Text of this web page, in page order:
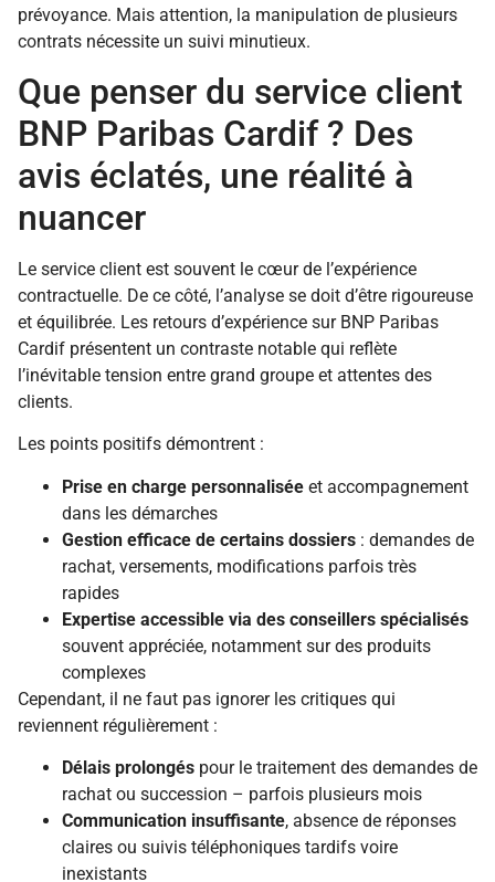
prévoyance. Mais attention, la manipulation de plusieurs
contrats nécessite un suivi minutieux.
Que penser du service client
BNP Paribas Cardif ? Des
avis éclatés, une réalité à
nuancer
Le service client est souvent le cœur de l’expérience
contractuelle. De ce côté, l’analyse se doit d’être rigoureuse
et équilibrée. Les retours d’expérience sur BNP Paribas
Cardif présentent un contraste notable qui reflète
l’inévitable tension entre grand groupe et attentes des
clients.
Les points positifs démontrent :
Prise en charge personnalisée et accompagnement
dans les démarches
Gestion efficace de certains dossiers : demandes de
rachat, versements, modifications parfois très
rapides
Expertise accessible via des conseillers spécialisés
souvent appréciée, notamment sur des produits
complexes
Cependant, il ne faut pas ignorer les critiques qui
reviennent régulièrement :
Délais prolongés pour le traitement des demandes de
rachat ou succession – parfois plusieurs mois
Communication insuffisante, absence de réponses
claires ou suivis téléphoniques tardifs voire
inexistants